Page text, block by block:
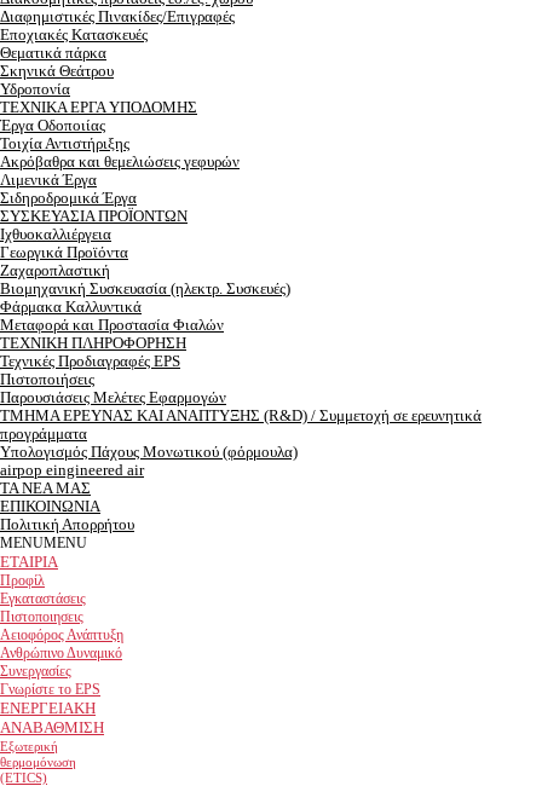
Διαφημιστικές Πινακίδες/Επιγραφές
Εποχιακές Κατασκευές
Θεματικά πάρκα
Σκηνικά Θεάτρου
Υδροπονία
ΤΕΧΝΙΚΑ ΕΡΓΑ ΥΠΟΔΟΜΗΣ
Έργα Οδοποιίας
Τοιχία Αντιστήριξης
Ακρόβαθρα και θεμελιώσεις γεφυρών
Λιμενικά Έργα
Σιδηροδρομικά Έργα
ΣΥΣΚΕΥΑΣΙΑ ΠΡΟΪΟΝΤΩΝ
Ιχθυοκαλλιέργεια
Γεωργικά Προϊόντα
Ζαχαροπλαστική
Βιομηχανική Συσκευασία (ηλεκτρ. Συσκευές)
Φάρμακα Καλλυντικά
Μεταφορά και Προστασία Φιαλών
ΤΕΧΝΙΚΗ ΠΛΗΡΟΦΟΡΗΣΗ
Τεχνικές Προδιαγραφές EPS
Πιστοποιήσεις
Παρουσιάσεις Μελέτες Εφαρμογών
ΤΜΗΜΑ ΕΡEΥΝΑΣ ΚΑΙ ΑΝΑΠΤΥΞΗΣ (R&D) / Συμμετοχή σε ερευνητικά
προγράμματα
Υπολογισμός Πάχους Μονωτικού (φόρμουλα)
airpop eingineered air
ΤΑ ΝΕΑ ΜΑΣ
ΕΠΙΚΟΙΝΩΝΙΑ
Πολιτική Απορρήτου
MENUMENU
ΕΤΑΙΡΙΑ
Προφίλ
Εγκαταστάσεις
Πιστοποιησεις
Αειοφόρος Ανάπτυξη
Ανθρώπινο Δυναμικό
Συνεργασίες
Γνωρίστε το EPS
ΕΝΕΡΓΕΙΑΚΗ
ΑΝΑΒΑΘΜΙΣΗ
Εξωτερική
θερμομόνωση
(ETICS)